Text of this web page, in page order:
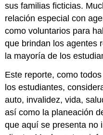
Plazo
Jubilación
Presupuesto
Anual
y
Activos
Conclusión
Claves
para
llevar
Preguntas
sus familias ficticias.
relación especial con
como voluntarios para
que brindan los agentes
la mayoría de los
Este reporte, como
los estudiantes,
auto, invalidez, vida,
así como la planeación
que aquí se presenta no